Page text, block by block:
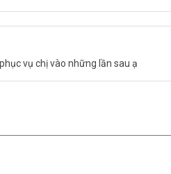
vụ chị vào những lần sau ạ